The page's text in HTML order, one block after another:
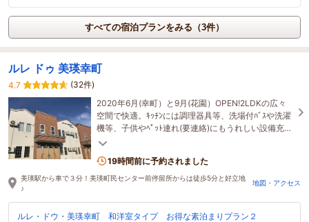
すべての宿泊プランをみる（3件）
ルレ ドゥ 美瑛幸町
4.7
(32件)
2020年6月(幸町）と9月(花園）OPEN!2LDKの広々
空間で快適。ｷｯﾁﾝには調理器具等、洗場付ﾊﾞｽや洗濯
機等、子供やﾍﾟｯﾄ連れ(要連絡)にもうれしい設備充
実。近くのﾚｽﾄﾗﾝや美瑛観光案内も可能！
19時間前に予約されました
美瑛駅から車で３分！美瑛町民センター前停留所からは徒歩5分と好立地
♪
地図・アクセス
ルレ・ドウ・美瑛幸町 和洋室タイプ お得な素泊まりプラン２